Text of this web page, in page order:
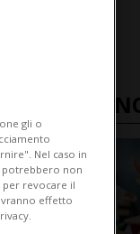
ULTIME
gli o
Nel caso in
potrebbero non
per revocare il
effetto